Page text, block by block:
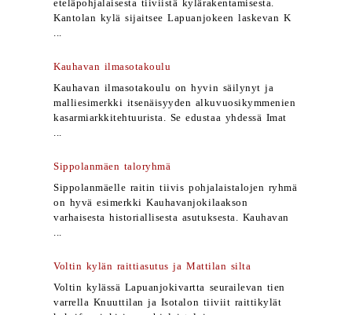
eteläpohjalaisesta tiiviistä kylärakentamisesta.
Kantolan kylä sijaitsee Lapuanjokeen laskevan K
...
Kauhavan ilmasotakoulu
Kauhavan ilmasotakoulu on hyvin säilynyt ja
malliesimerkki itsenäisyyden alkuvuosikymmenien
kasarmiarkkitehtuurista. Se edustaa yhdessä Imat
...
Sippolanmäen taloryhmä
Sippolanmäelle raitin tiivis pohjalaistalojen ryhmä
on hyvä esimerkki Kauhavanjokilaakson
varhaisesta historiallisesta asutuksesta. Kauhavan
...
Voltin kylän raittiasutus ja Mattilan silta
Voltin kylässä Lapuanjokivartta seurailevan tien
varrella Knuuttilan ja Isotalon tiiviit raittikylät